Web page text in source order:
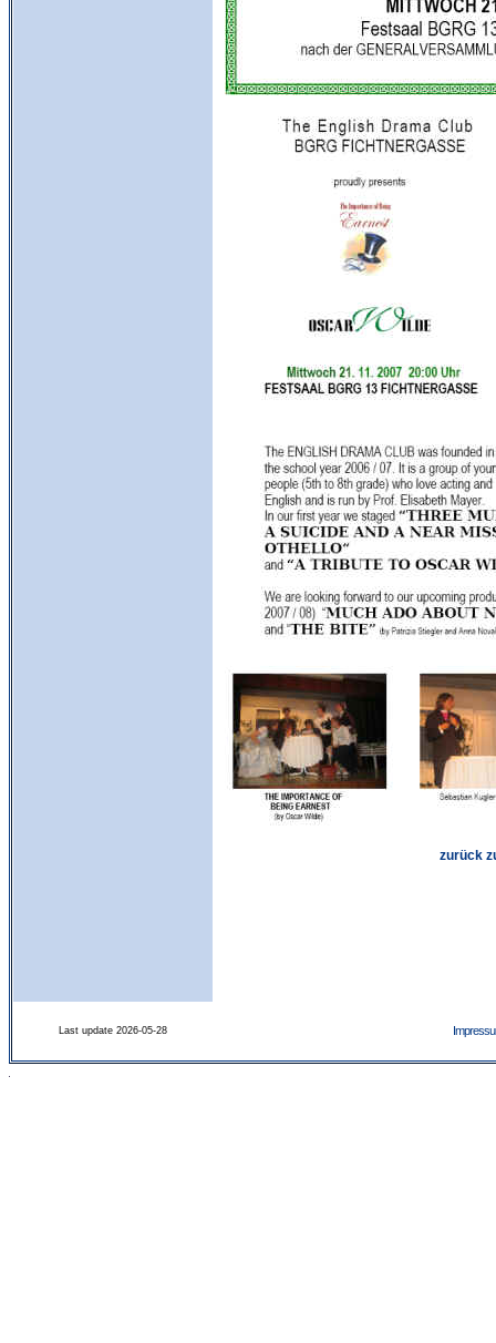
zurück
Last update 2026-05-28